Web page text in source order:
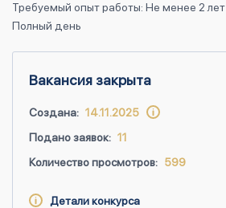
Требуемый опыт работы: Не менее 2 лет
Полный день
Вакансия закрыта
Создана: 14.11.2025
Подано заявок: 11
Количество просмотров: 599
Детали конкурса